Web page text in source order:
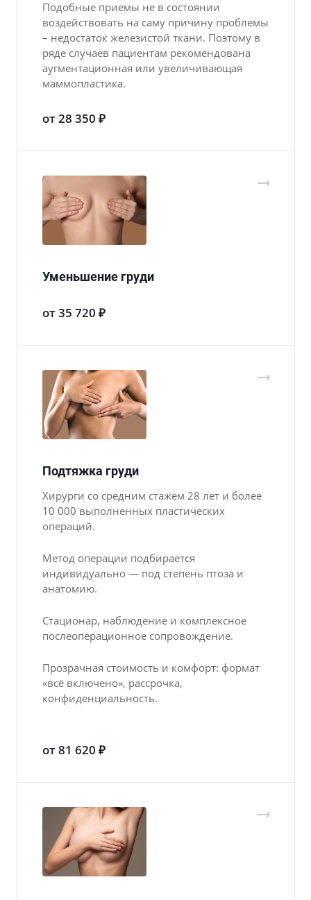
Подобные приемы не в состоянии
воздействовать на саму причину проблемы
– недостаток железистой ткани. Поэтому в
ряде случаев пациентам рекомендована
аугментационная или увеличивающая
маммопластика.
от 28 350 ₽
Уменьшение груди
от 35 720 ₽
Подтяжка груди
Хирурги со средним стажем 28 лет и более
10 000 выполненных пластических
операций.
Метод операции подбирается
индивидуально — под степень птоза и
анатомию.
Стационар, наблюдение и комплексное
послеоперационное сопровождение.
Прозрачная стоимость и комфорт: формат
«всё включено», рассрочка,
конфиденциальность.
от 81 620 ₽